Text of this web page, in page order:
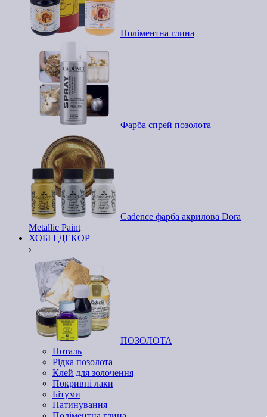
Поліментна глина
Фарба спрей позолота
Cadence фарба акрилова Dora
Metallic Paint
ХОБІ І ДЕКОР
ПОЗОЛОТА
Поталь
Рідка позолота
Клей для золочення
Покривні лаки
Бітуми
Патинування